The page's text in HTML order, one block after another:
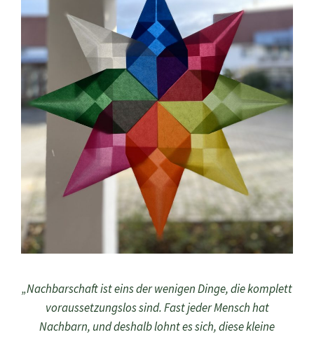
„Nachbarschaft ist eins der wenigen Dinge, die komplett
voraussetzungslos sind. Fast jeder Mensch hat
Nachbarn, und deshalb lohnt es sich, diese kleine